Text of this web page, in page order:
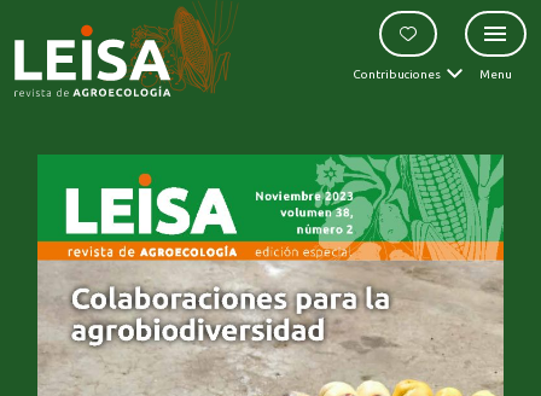
Contribuciones Menu